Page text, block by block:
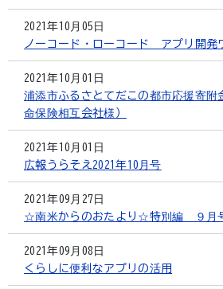
2021年10月05日
ノーコード・ローコード アプリ開発
2021年10月01日
浦添市ふるさとてだこの都市応援寄附
命保険相互会社様）
2021年10月01日
広報うらそえ2021年10月号
2021年09月27日
☆南米からのおたより☆特別編 ９月
2021年09月08日
くらしに便利なアプリの活用